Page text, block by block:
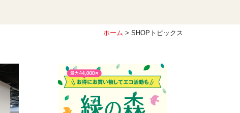
ホーム > SHOPトピックス